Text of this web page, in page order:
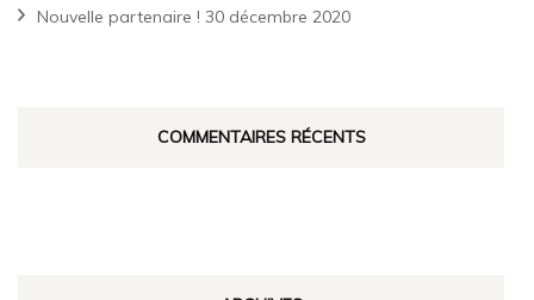
Nouvelle partenaire ! 30 décembre 2020
COMMENTAIRES RÉCENTS